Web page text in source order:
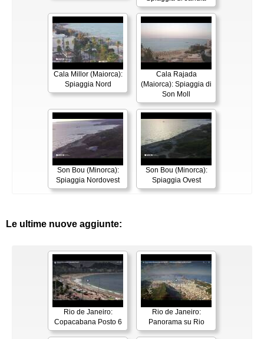
Cala Millor (Maiorca):
Spiaggia Nord
Cala Rajada
(Maiorca): Spiaggia di
Son Moll
Son Bou (Minorca):
Spiaggia Nordovest
Son Bou (Minorca):
Spiaggia Ovest
Le ultime nuove aggiunte:
Rio de Janeiro:
Copacabana Posto 6
Rio de Janeiro:
Panorama su Rio